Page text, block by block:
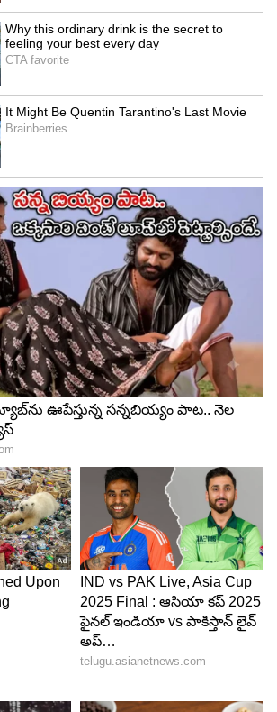
ల్యాండ్ సీలింగ్ శాఖల మంత్రిగా
పాలనలో, పిసిసి అధ్యక్షుడిగా
పోషించారు డి.శ్రీనివాస్. ఈయన పిసిసి
2004,2009 లో కాంగ్రెస్ అద్భుత
వచ్చింది.
వుండగానే 2009 అసెంబ్లీ
బిజెపి అభ్యర్థి
ఆయనను ఓడించారు. తెలంగాణ
రాజీనామా చేయగా 2010 లో
ఇందులోనూ కాంగ్రెస్ అభ్యర్థిగా
ఓటమి తప్పలేదు. ఇక 2014 లో
జరిగిన అసెంబ్లీ ఎన్నికల్లో పోటీ
అభ్యర్థి బాజిరెడ్డి గోవర్ధన్